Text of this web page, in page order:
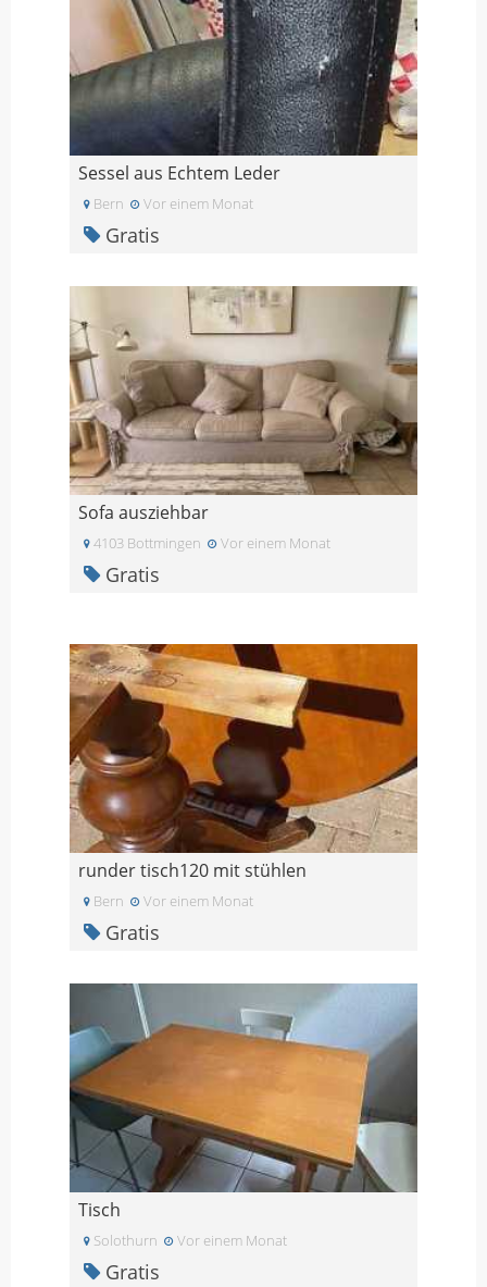
Sessel aus Echtem Leder
Bern Vor einem Monat
Gratis
Sofa ausziehbar
4103 Bottmingen Vor einem Monat
Gratis
runder tisch120 mit stühlen
Bern Vor einem Monat
Gratis
Tisch
Solothurn Vor einem Monat
Gratis